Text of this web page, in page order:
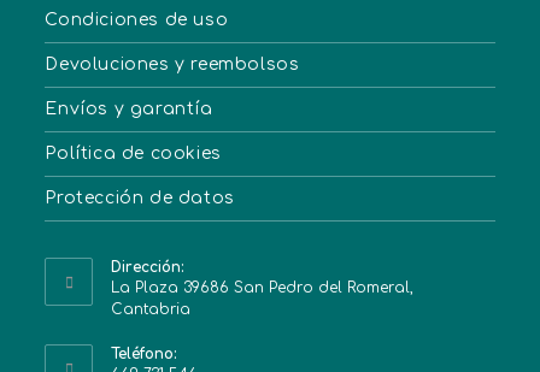
Condiciones de uso
Devoluciones y reembolsos
Envíos y garantía
Política de cookies
Protección de datos
Dirección:
La Plaza 39686 San Pedro del Romeral,
Cantabria
Teléfono: